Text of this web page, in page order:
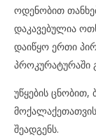
ოდენობით
დაკავებულია
დაიწყო ერთი
პროკურატურაში
უწყების
შეადგენს.